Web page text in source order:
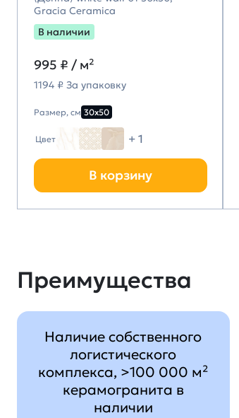
Gracia Ceramica
В наличии
995 ₽ / м²
1194 ₽ За упаковку
Размер, см 30х50
Цвет + 1
В корзину
Преимущества
Наличие собственного
логистического
комплекса, >100 000 м²
керамогранита в
наличии